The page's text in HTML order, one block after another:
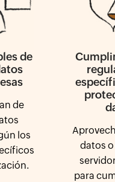
de
de
los
datos
para